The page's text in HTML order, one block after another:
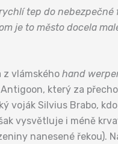
tep do
je to město docela
z vlámského hand
který za
voják Silvius Brabo,
vysvětluje i méně
nanesené řekou).